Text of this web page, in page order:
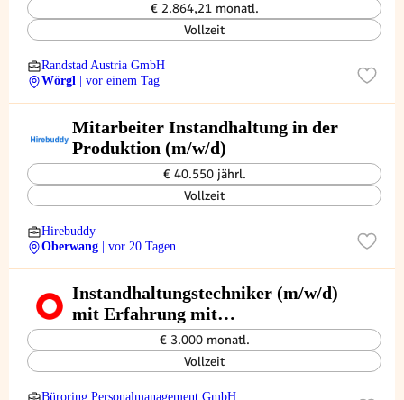
€ 2.864,21 monatl.
Vollzeit
Randstad Austria GmbH
Wörgl
| vor einem Tag
Mitarbeiter Instandhaltung in der
Produktion (m/w/d)
€ 40.550 jährl.
Vollzeit
Hirebuddy
Oberwang
| vor 20 Tagen
Instandhaltungstechniker (m/w/d)
mit Erfahrung mit
Anlagensteuerung/Antriebstechnik
€ 3.000 monatl.
Vollzeit
Büroring Personalmanagement GmbH